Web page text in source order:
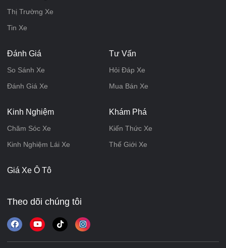
Thị Trường Xe
Tin Xe
Đánh Giá
So Sánh Xe
Đánh Giá Xe
Tư Vấn
Hỏi Đáp Xe
Mua Bán Xe
Kinh Nghiệm
Chăm Sóc Xe
Kinh Nghiệm Lái Xe
Khám Phá
Kiến Thức Xe
Thế Giới Xe
Giá Xe Ô Tô
Theo dõi chúng tôi